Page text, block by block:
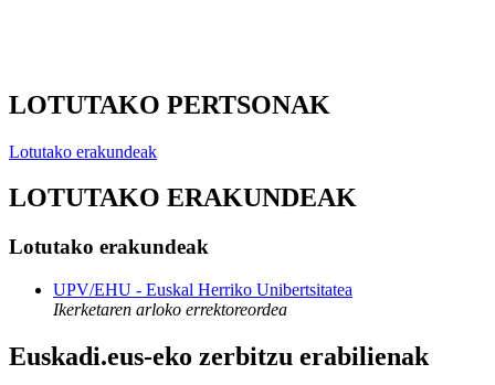
LOTUTAKO PERTSONAK
Lotutako erakundeak
LOTUTAKO ERAKUNDEAK
Lotutako erakundeak
UPV/EHU - Euskal Herriko Unibertsitatea
Ikerketaren arloko errektoreordea
Euskadi.eus-eko zerbitzu erabilienak